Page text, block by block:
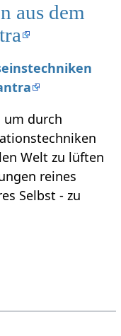
aus dem
um durch
Welt zu lüften
reines
Selbst - zu